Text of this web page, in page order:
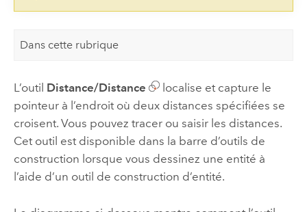
Dans cette rubrique
L’outil Distance/Distance
localise et capture le
pointeur à l’endroit où deux distances spécifiées se
croisent. Vous pouvez tracer ou saisir les distances.
Cet outil est disponible dans la barre d’outils de
construction lorsque vous dessinez une entité à
l’aide d’un outil de construction d’entité.